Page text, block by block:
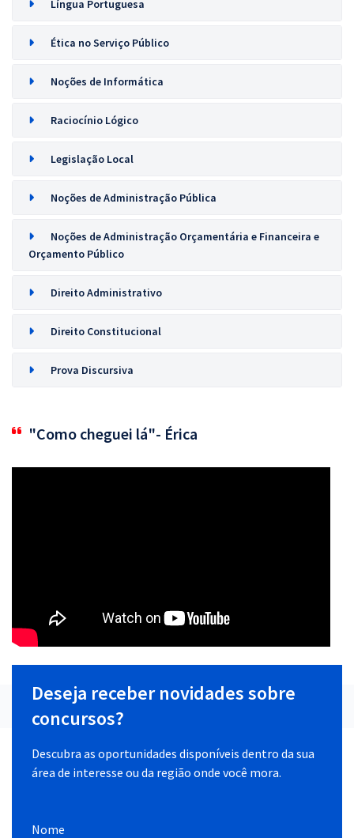
Língua Portuguesa
Ética no Serviço Público
Noções de Informática
Raciocínio Lógico
Legislação Local
Noções de Administração Pública
Noções de Administração Orçamentária e Financeira e
Orçamento Público
Direito Administrativo
Direito Constitucional
Prova Discursiva
"Como cheguei lá"- Érica
Deseja receber novidades sobre
concursos?
Descubra as oportunidades disponíveis dentro da sua
área de interesse ou da região onde você mora.
Nome